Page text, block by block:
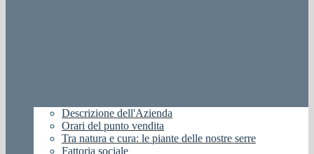
Descrizione dell'Azienda
Orari del punto vendita
Tra natura e cura: le piante delle nostre serre
Fattoria sociale